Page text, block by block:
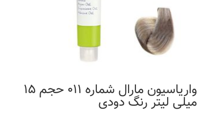
واریاسیون مارال شماره 011 حجم 15
میلی لیتر رنگ دودی